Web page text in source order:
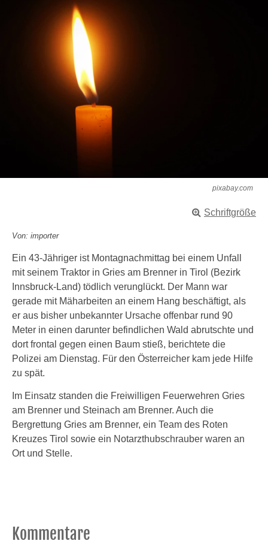
pixabay.com
Schriftgröße
Von: importer
Ein 43-Jähriger ist Montagnachmittag bei einem Unfall
mit seinem Traktor in Gries am Brenner in Tirol (Bezirk
Innsbruck-Land) tödlich verunglückt. Der Mann war
gerade mit Mäharbeiten an einem Hang beschäftigt, als
er aus bisher unbekannter Ursache offenbar rund 90
Meter in einen darunter befindlichen Wald abrutschte und
dort frontal gegen einen Baum stieß, berichtete die
Polizei am Dienstag. Für den Österreicher kam jede Hilfe
zu spät.
Im Einsatz standen die Freiwilligen Feuerwehren Gries
am Brenner und Steinach am Brenner. Auch die
Bergrettung Gries am Brenner, ein Team des Roten
Kreuzes Tirol sowie ein Notarzthubschrauber waren an
Ort und Stelle.
Kommentare